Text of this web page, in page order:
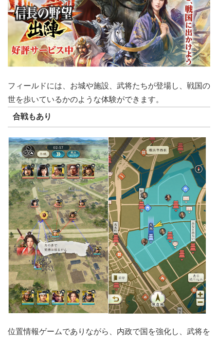
フィールドには、お城や施設、武将たちが登場し、戦国の
世を歩いているかのような体験ができます。
合戦もあり
位置情報ゲームでありながら、内政で国を強化し、武将を